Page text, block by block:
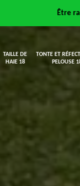
Être
TAILLE DE
HAIE 18
TONTE ET
PELOUSE